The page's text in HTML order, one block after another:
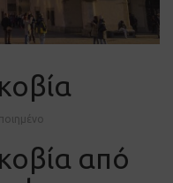
από